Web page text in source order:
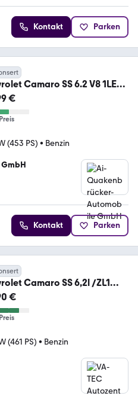
Kontakt Parken
Camaro SS 6.2 V8 1LE
€
(453 PS) • Benzin
Kontakt Parken
Camaro SS 6,2l /ZL1
V8/BOSE
€
(461 PS) • Benzin